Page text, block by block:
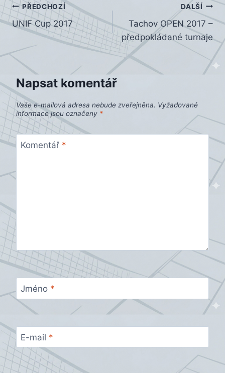
Navigace
pro
příspěvek
PŘEDCHOZÍ
UNIF Cup 2017
DALŠÍ
Tachov OPEN 2017 –
předpokládané turnaje
Napsat komentář
Vaše e-mailová adresa nebude zveřejněna. Vyžadované
informace jsou označeny *
Komentář *
Jméno *
E-mail *